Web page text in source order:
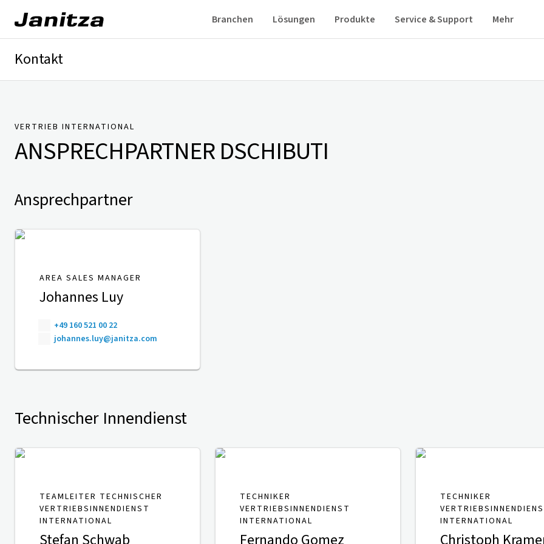
Branchen Lösungen Produkte Service & Support Mehr
Kontakt
VERTRIEB INTERNATIONAL
ANSPRECHPARTNERDSCHIBUTI
Ansprechpartner
AREA SALES MANAGER
Johannes Luy
+49 160 521 00 22
johannes.luy@janitza.com
Technischer Innendienst
TEAMLEITER TECHNISCHER
VERTRIEBSINNENDIENST
INTERNATIONAL
TECHNIKER
VERTRIEBSINNENDIENST
INTERNATIONAL
TECHNIKER
INTERNATIONAL